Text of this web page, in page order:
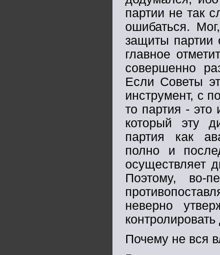
партии не так
ошибаться.
защиты
главное
совершенно
Если Советы
инструмент, с
то партия - это
который эту
партия как
полно и
осуществляет
Поэтому, во-
неверно
контролировать
Почему не вся